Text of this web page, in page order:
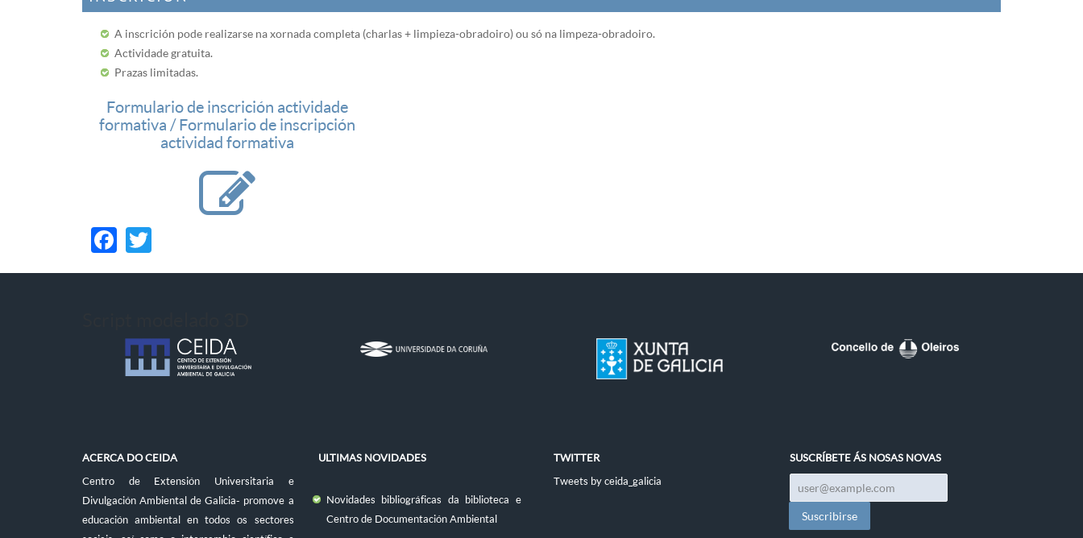
A inscrición pode realizarse na xornada completa (charlas + limpieza-obradoiro) ou só na limpeza-obradoiro.
Actividade gratuita.
Prazas limitadas.
Formulario de inscrición actividade
formativa / Formulario de inscripción
actividad formativa
Facebook
ACERCA DO CEIDA
Centro de Extensión Universitaria e
Divulgación Ambiental de Galicia- promove a
educación ambiental en todos os sectores
ULTIMAS NOVIDADES
Novidades bibliográficas da biblioteca e
Centro de Documentación Ambiental
TWITTER
Tweets by ceida_galicia
SUSCRÍBETE ÁS NOSAS NOVAS